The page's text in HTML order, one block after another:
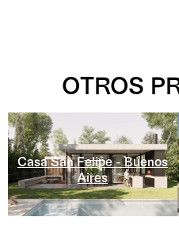
OTROS
Casa San Felipe - Buenos
Aires